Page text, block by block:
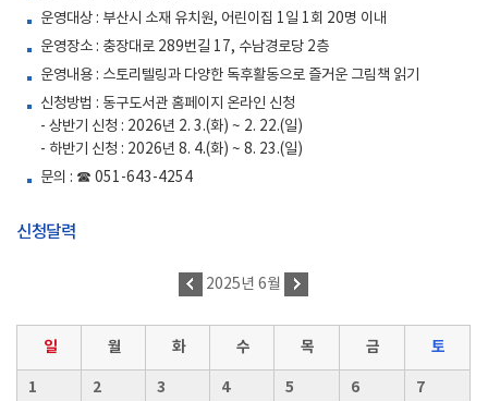
운영대상 : 부산시 소재 유치원, 어린이집 1일 1회 20명 이내
운영장소 : 충장대로 289번길 17, 수남경로당 2층
운영내용 : 스토리텔링과 다양한 독후활동으로 즐거운 그림책 읽기
신청방법 : 동구도서관 홈페이지 온라인 신청
- 상반기 신청 : 2026년 2. 3.(화) ~ 2. 22.(일)
- 하반기 신청 : 2026년 8. 4.(화) ~ 8. 23.(일)
문의 : ☎ 051-643-4254
신청달력
2025년 6월
일 월 화 수 목 금 토
1 2 3 4 5 6 7